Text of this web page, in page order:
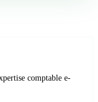
comptable e-